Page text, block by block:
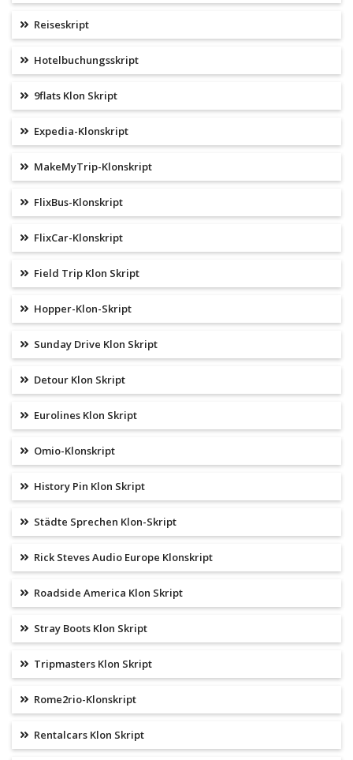
Reiseskript
Hotelbuchungsskript
9flats Klon Skript
Expedia-Klonskript
MakeMyTrip-Klonskript
FlixBus-Klonskript
FlixCar-Klonskript
Field Trip Klon Skript
Hopper-Klon-Skript
Sunday Drive Klon Skript
Detour Klon Skript
Eurolines Klon Skript
Omio-Klonskript
History Pin Klon Skript
Städte Sprechen Klon-Skript
Rick Steves Audio Europe Klonskript
Roadside America Klon Skript
Stray Boots Klon Skript
Tripmasters Klon Skript
Rome2rio-Klonskript
Rentalcars Klon Skript